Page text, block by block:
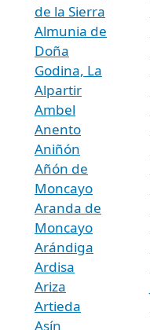
de la Sierra
Almunia de
Doña
Godina, La
Alpartir
Ambel
Anento
Aniñón
Añón de
Moncayo
Aranda de
Moncayo
Arándiga
Ardisa
Ariza
Artieda
Asín